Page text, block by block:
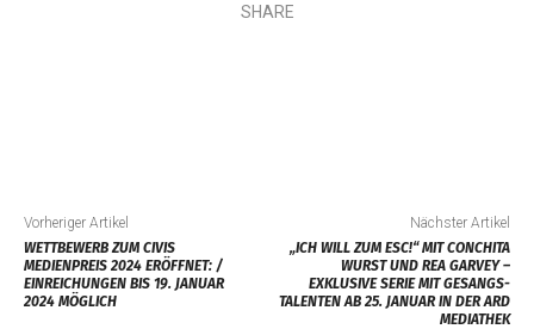
SHARE
Vorheriger Artikel
WETTBEWERB ZUM CIVIS
MEDIENPREIS 2024 ERÖFFNET: /
EINREICHUNGEN BIS 19. JANUAR
2024 MÖGLICH
Nächster Artikel
„ICH WILL ZUM ESC!“ MIT CONCHITA
WURST UND REA GARVEY –
EXKLUSIVE SERIE MIT GESANGS-
TALENTEN AB 25. JANUAR IN DER ARD
MEDIATHEK